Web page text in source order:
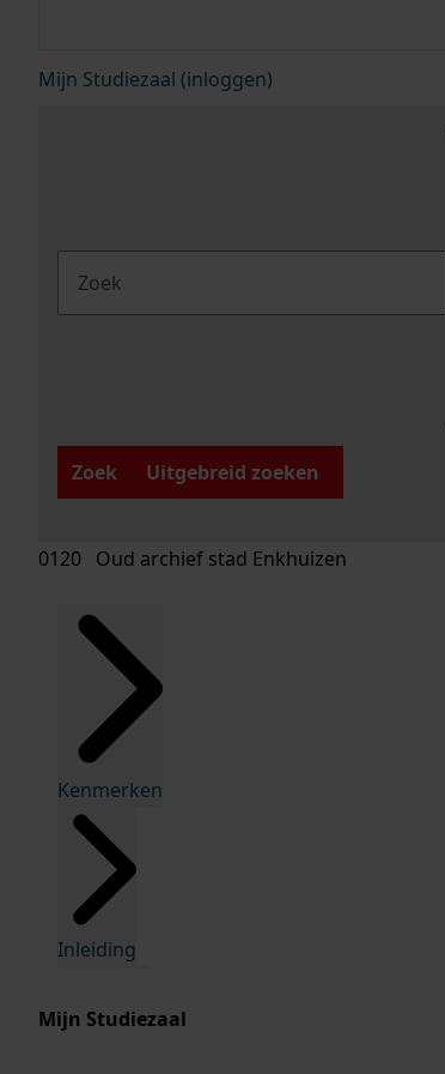
Mijn Studiezaal (inloggen)
Zoek
Uitgebreid zoeken
0120 Oud archief stad Enkhuizen
Kenmerken
Inleiding
Mijn Studiezaal